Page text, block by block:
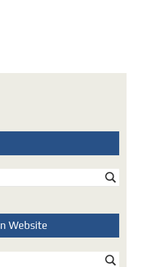
Website